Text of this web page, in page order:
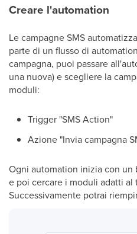
Creare l'automation
Le campagne SMS
parte di un flusso di
campagna, puoi passare
una nuova) e scegliere la
moduli:
Trigger "SMS Action"
Azione "Invia campagna
Ogni automation inizia con
e poi cercare i moduli adatti
Successivamente potrai